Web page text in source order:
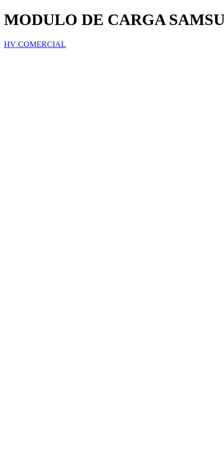
MODULO DE CARGA
HV COMERCIAL